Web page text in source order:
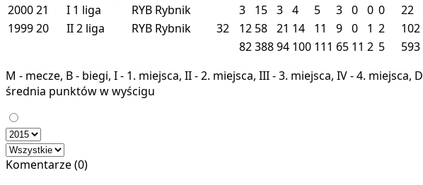
200021 I 1 liga RYB Rybnik 3 15 3 4 5 3 0 0 0 22
199920 II2 liga RYB Rybnik 32 12 58 21 14 11 9 0 1 2 102
8238894 100 111 65 11 2 5 593
M - mecze, B - biegi, I - 1. miejsca, II - 2. miejsca, III - 3. miejsca, IV - 4.
średnia punktów w wyścigu
Komentarze (0)